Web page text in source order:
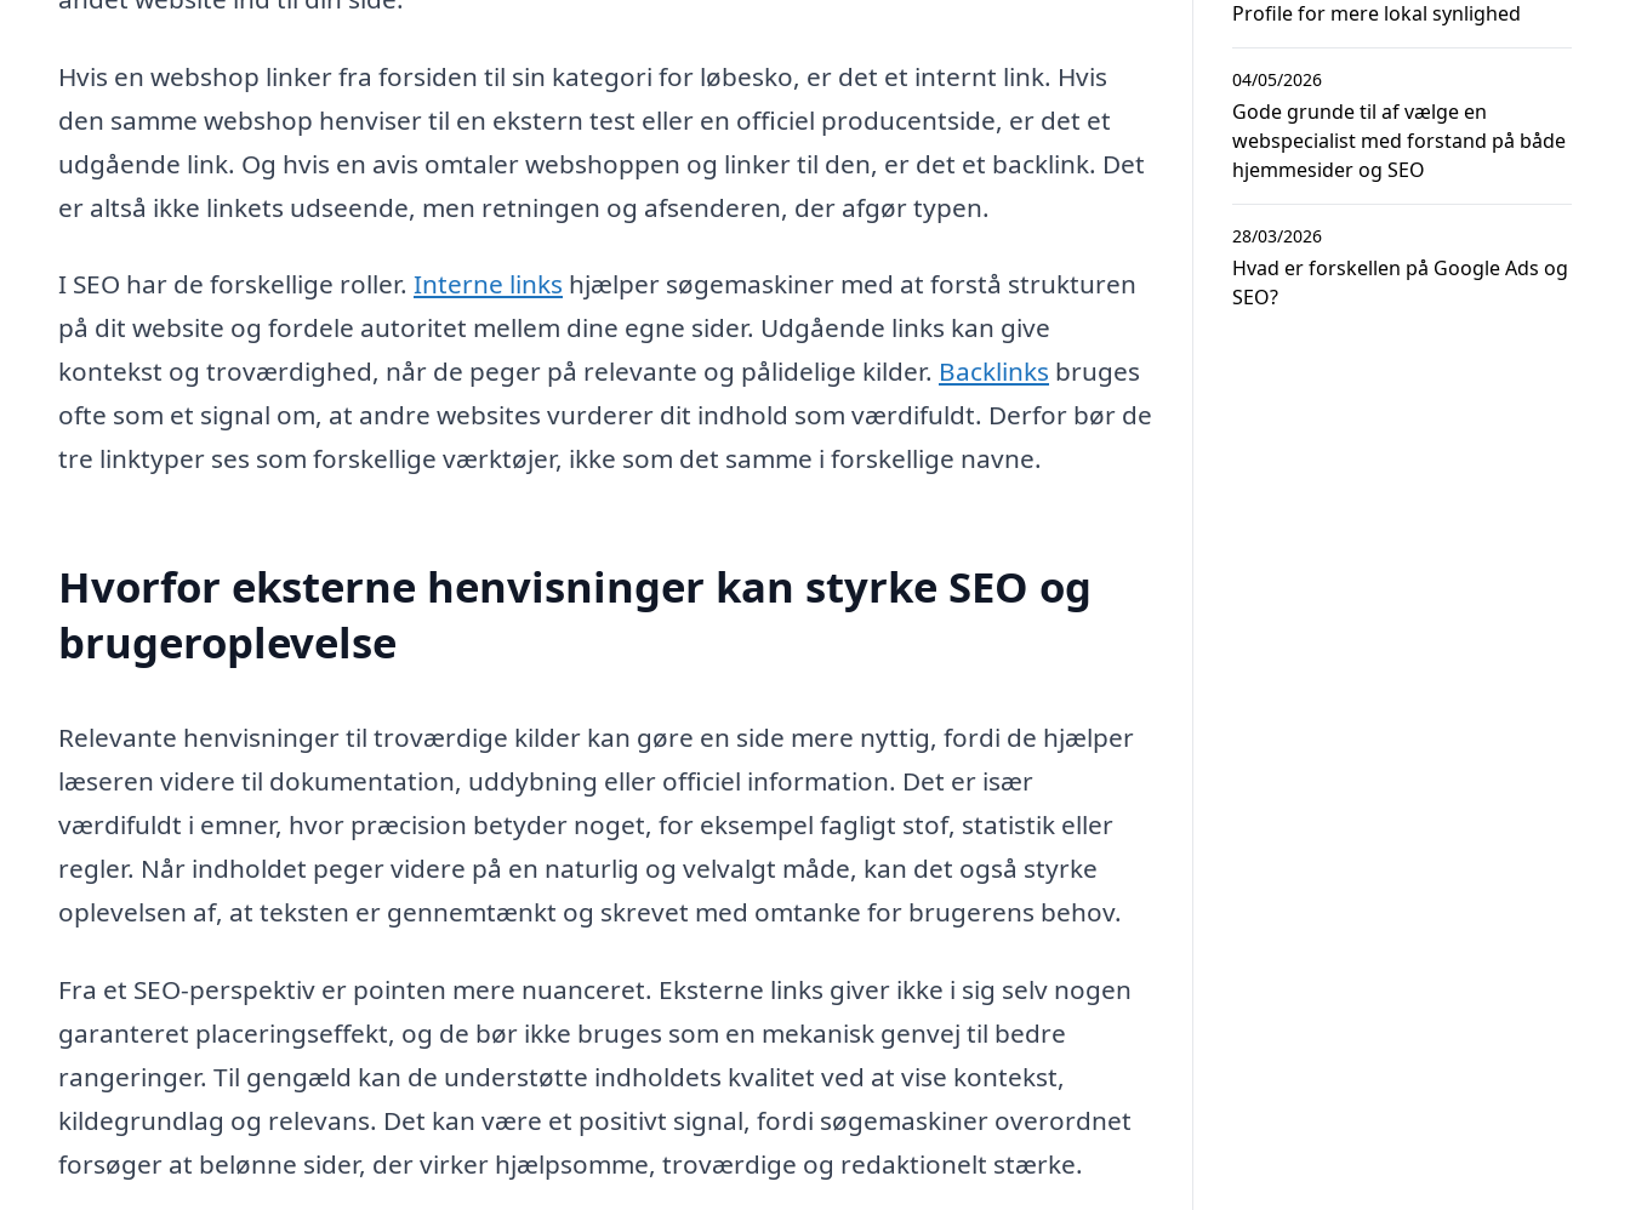
Hvis en webshop linker fra forsiden til sin kategori for løbesko, er det et internt link. Hvis
den samme webshop henviser til en ekstern test eller en officiel producentside, er det et
udgående link. Og hvis en avis omtaler webshoppen og linker til den, er det et backlink. Det
er altså ikke linkets udseende, men retningen og afsenderen, der afgør typen.
I SEO har de forskellige roller. Interne links hjælper søgemaskiner med at forstå strukturen
på dit website og fordele autoritet mellem dine egne sider. Udgående links kan give
kontekst og troværdighed, når de peger på relevante og pålidelige kilder. Backlinks bruges
ofte som et signal om, at andre websites vurderer dit indhold som værdifuldt. Derfor bør de
tre linktyper ses som forskellige værktøjer, ikke som det samme i forskellige navne.
Hvorfor eksterne henvisninger kan styrke SEO og
brugeroplevelse
Relevante henvisninger til troværdige kilder kan gøre en side mere nyttig, fordi de hjælper
læseren videre til dokumentation, uddybning eller officiel information. Det er især
værdifuldt i emner, hvor præcision betyder noget, for eksempel fagligt stof, statistik eller
regler. Når indholdet peger videre på en naturlig og velvalgt måde, kan det også styrke
oplevelsen af, at teksten er gennemtænkt og skrevet med omtanke for brugerens behov.
Fra et SEO-perspektiv er pointen mere nuanceret. Eksterne links giver ikke i sig selv nogen
garanteret placeringseffekt, og de bør ikke bruges som en mekanisk genvej til bedre
rangeringer. Til gengæld kan de understøtte indholdets kvalitet ved at vise kontekst,
kildegrundlag og relevans. Det kan være et positivt signal, fordi søgemaskiner overordnet
forsøger at belønne sider, der virker hjælpsomme, troværdige og redaktionelt stærke.
Profile for mere lokal synlighed
Gode grunde til af vælge en
webspecialist med forstand på både
hjemmesider og SEO
04/05/2026
Hvad er forskellen på Google Ads og
SEO?
28/03/2026